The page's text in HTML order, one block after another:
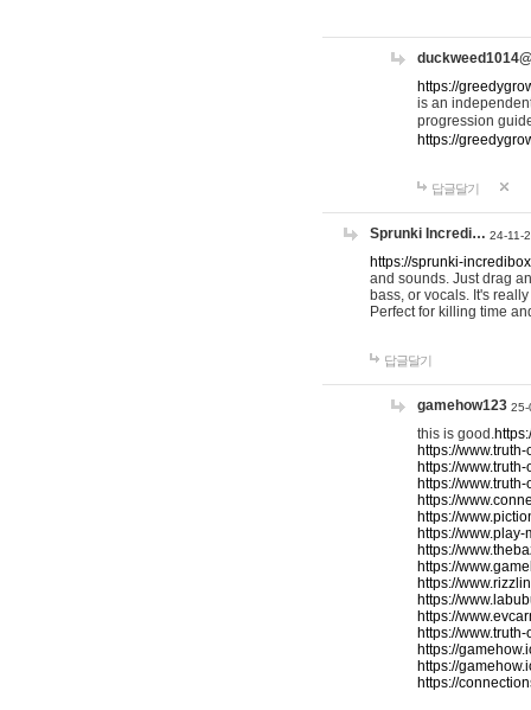
https://
is an
progression
https://
답글달기
Sprunki Incredi… 24-11-
https://sprunki-
and sounds. Just drag
bass, or vocals. It's
Perfect for killing time
답글달기
gamehow123 25-
this is good.
https://
https://
https://
https://
https://
https://
https://
https://
https://
https://
https://
https://
https://
https://
https://